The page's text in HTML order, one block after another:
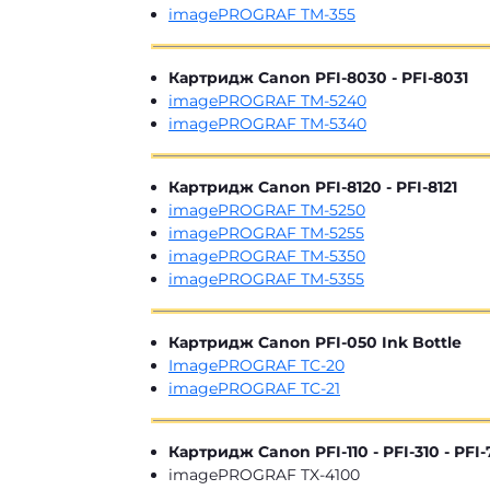
imagePROGRAF TM-355
Картридж Canon PFI-8030 - PFI-8031
imagePROGRAF TM-5240
imagePROGRAF TM-5340
Картридж Canon PFI-8120 - PFI-8121
imagePROGRAF TM-5250
imagePROGRAF TM-5255
imagePROGRAF TM-5350
imagePROGRAF TM-5355
Картридж Canon PFI-050 Ink Bottle
ImagePROGRAF TC-20
imagePROGRAF TC-21
Картридж Canon PFI-110 - PFI-310 - PFI-
imagePROGRAF TX-4100